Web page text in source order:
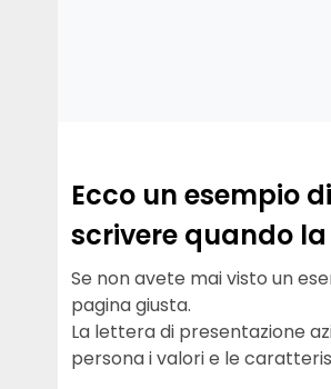
Ecco un esempio
scrivere quando
Se non avete mai visto un
pagina giusta.
La lettera di presentazione
persona i valori e le